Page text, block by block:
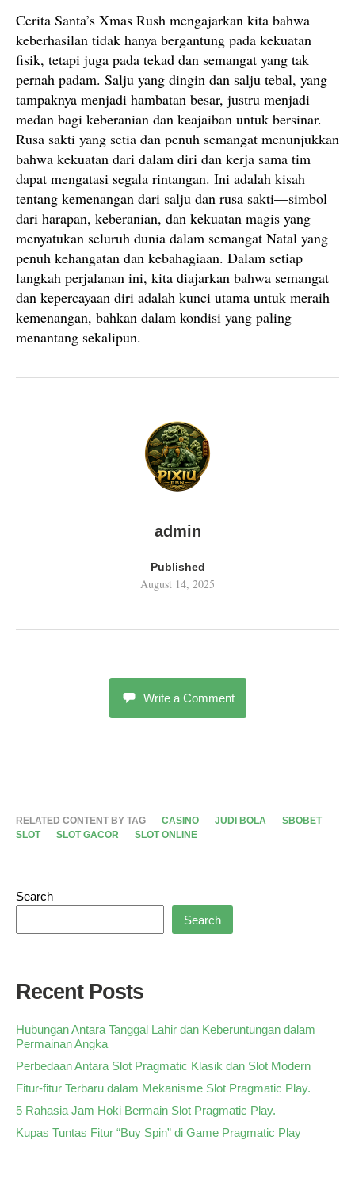
Cerita Santa’s Xmas Rush mengajarkan kita bahwa
keberhasilan tidak hanya bergantung pada kekuatan
fisik, tetapi juga pada tekad dan semangat yang tak
pernah padam. Salju yang dingin dan salju tebal, yang
tampaknya menjadi hambatan besar, justru menjadi
medan bagi keberanian dan keajaiban untuk bersinar.
Rusa sakti yang setia dan penuh semangat menunjukkan
bahwa kekuatan dari dalam diri dan kerja sama tim
dapat mengatasi segala rintangan. Ini adalah kisah
tentang kemenangan dari salju dan rusa sakti—simbol
dari harapan, keberanian, dan kekuatan magis yang
menyatukan seluruh dunia dalam semangat Natal yang
penuh kehangatan dan kebahagiaan. Dalam setiap
langkah perjalanan ini, kita diajarkan bahwa semangat
dan kepercayaan diri adalah kunci utama untuk meraih
kemenangan, bahkan dalam kondisi yang paling
menantang sekalipun.
admin
Published
August 14, 2025
Write a Comment
RELATED CONTENT BY TAG CASINO JUDI BOLA
SBOBET
SLOT
SLOT GACOR SLOT ONLINE
Search
Search
Recent Posts
Hubungan Antara Tanggal Lahir dan Keberuntungan dalam
Permainan Angka
Perbedaan Antara Slot Pragmatic Klasik dan Slot Modern
Fitur-fitur Terbaru dalam Mekanisme Slot Pragmatic Play.
5 Rahasia Jam Hoki Bermain Slot Pragmatic Play.
Kupas Tuntas Fitur “Buy Spin” di Game Pragmatic Play